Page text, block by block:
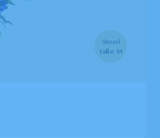
Visuel
taille M